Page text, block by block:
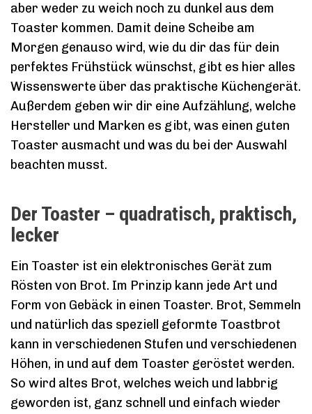
aber weder zu weich noch zu dunkel aus dem
Toaster kommen. Damit deine Scheibe am
Morgen genauso wird, wie du dir das für dein
perfektes Frühstück wünschst, gibt es hier alles
Wissenswerte über das praktische Küchengerät.
Außerdem geben wir dir eine Aufzählung, welche
Hersteller und Marken es gibt, was einen guten
Toaster ausmacht und was du bei der Auswahl
beachten musst.
Der Toaster – quadratisch, praktisch,
lecker
Ein Toaster ist ein elektronisches Gerät zum
Rösten von Brot. Im Prinzip kann jede Art und
Form von Gebäck in einen Toaster. Brot, Semmeln
und natürlich das speziell geformte Toastbrot
kann in verschiedenen Stufen und verschiedenen
Höhen, in und auf dem Toaster geröstet werden.
So wird altes Brot, welches weich und labbrig
geworden ist, ganz schnell und einfach wieder